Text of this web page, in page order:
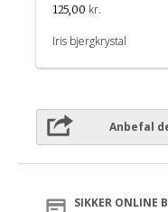
125,00 kr.
Iris bjergkrystal
Anbefal
SIKKER ONLINE